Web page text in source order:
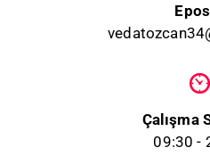
Çalışma
09:30 -